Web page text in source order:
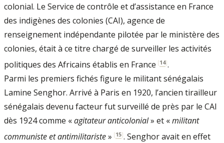
colonial. Le Service de contrôle et d’assistance en France
des indigènes des colonies (CAI), agence de
renseignement indépendante pilotée par le ministère des
colonies, était à ce titre chargé de surveiller les activités
politiques des Africains établis en France [14].
Parmi les premiers fichés figure le militant sénégalais
Lamine Senghor. Arrivé à Paris en 1920, l’ancien tirailleur
sénégalais devenu facteur fut surveillé de près par le CAI
dès 1924 comme «agitateur anticolonial» et «militant
communiste et antimilitariste» [15]. Senghor avait en effet